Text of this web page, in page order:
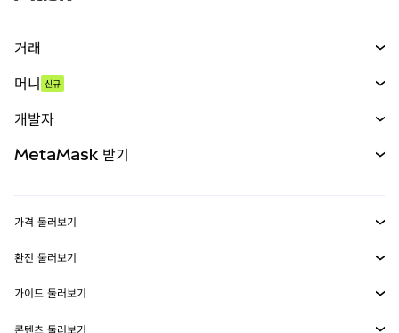
거래
무기한 선물
실물자산
머니 신규
개발자
MetaMask Connect
Snaps
웹3 서비스
MetaMask 받기
보안
가격 둘러보기
이더리움 가격
솔라나 가격
환전 둘러보기
ETH를 USD로 환전
USDT를 INR로 환전
가이드 둘러보기
콘텐츠 둘러보기